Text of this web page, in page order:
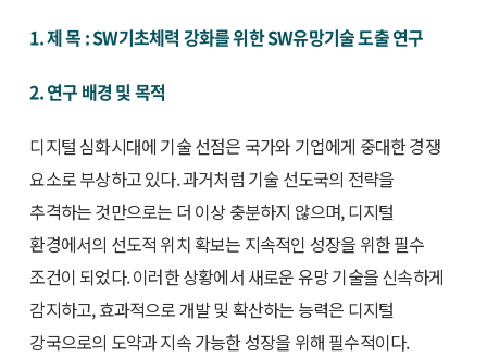
1. 제 목 : SW기초체력 강화를 위한 SW유망기술 도출 연구
2. 연구 배경 및 목적
디지털 심화시대에 기술 선점은 국가와 기업에게 중대한 경쟁
요소로 부상하고 있다. 과거처럼 기술 선도국의 전략을
추격하는 것만으로는 더 이상 충분하지 않으며, 디지털
환경에서의 선도적 위치 확보는 지속적인 성장을 위한 필수
조건이 되었다. 이러한 상황에서 새로운 유망 기술을 신속하게
감지하고, 효과적으로 개발 및 확산하는 능력은 디지털
강국으로의 도약과 지속 가능한 성장을 위해 필수적이다.